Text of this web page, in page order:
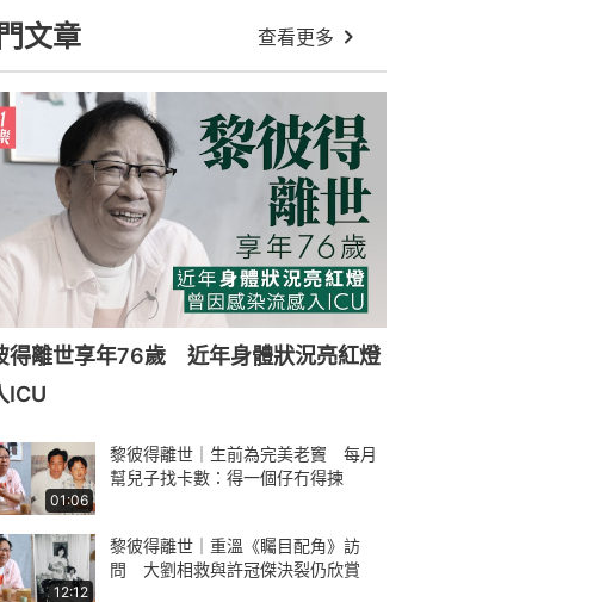
文章 查看更多
得離世享年76歲 近年身體狀況亮紅燈
ICU
01:06
黎彼得離世｜生前為完美老竇 每月
幫兒子找卡數：得一個仔冇得揀
12:12
黎彼得離世｜重溫《矚目配角》訪
問 大劉相救與許冠傑決裂仍欣賞